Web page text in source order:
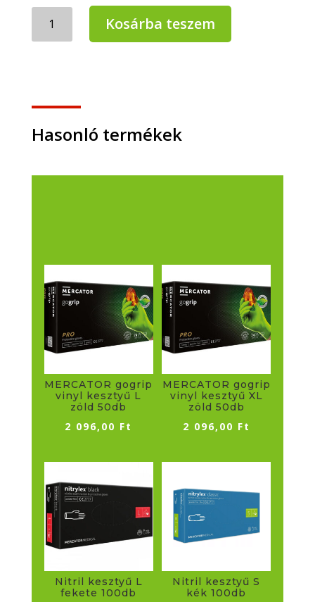
MERCATOR
gogrip
vinyl
50db/doboz
mennyiség
Kosárba teszem
Hasonló termékek
MERCATOR gogrip
vinyl kesztyű L
zöld 50db
2 096,00 Ft
MERCATOR gogrip
vinyl kesztyű XL
zöld 50db
2 096,00 Ft
Nitril kesztyű L
fekete 100db
Nitril kesztyű S
kék 100db